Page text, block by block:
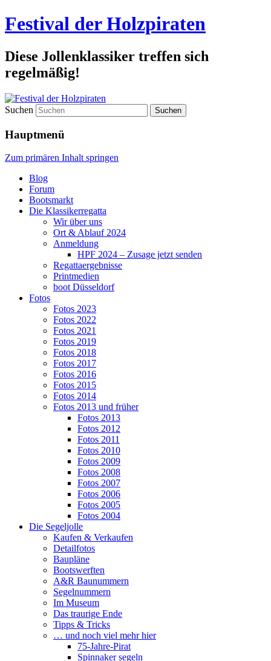
Festival der Holzpiraten
Diese Jollenklassiker treffen sich
regelmäßig!
Suchen
Hauptmenü
Zum primären Inhalt springen
Blog
Forum
Bootsmarkt
Die Klassikerregatta
Wir über uns
Ort & Ablauf 2024
Anmeldung
HPF 2024 – Zusage jetzt senden
Regattaergebnisse
Printmedien
boot Düsseldorf
Fotos
Fotos 2023
Fotos 2022
Fotos 2021
Fotos 2019
Fotos 2018
Fotos 2017
Fotos 2016
Fotos 2015
Fotos 2014
Fotos 2013 und früher
Fotos 2013
Fotos 2012
Fotos 2011
Fotos 2010
Fotos 2009
Fotos 2008
Fotos 2007
Fotos 2006
Fotos 2005
Fotos 2004
Die Segeljolle
Kaufen & Verkaufen
Detailfotos
Baupläne
Bootswerften
A&R Baunummern
Segelnummern
Im Museum
Das traurige Ende
Tipps & Tricks
… und noch viel mehr hier
75-Jahre-Pirat
Spinnaker segeln